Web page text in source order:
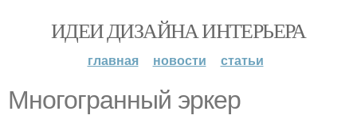
ИДЕИ ДИЗАЙНА ИНТЕРЬЕРА
главная новости статьи
Многогранный эркер